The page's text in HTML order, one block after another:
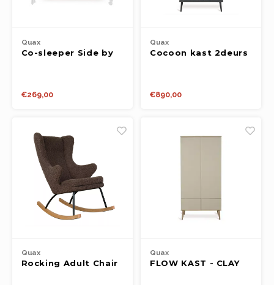
Quax
Co-sleeper Side by
€269,00
Quax
Cocoon kast 2deurs
€890,00
Quax
Rocking Adult Chair
Quax
FLOW KAST - CLAY